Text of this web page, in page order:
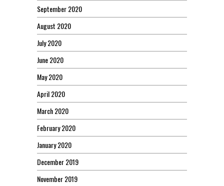
September 2020
August 2020
July 2020
June 2020
May 2020
April 2020
March 2020
February 2020
January 2020
December 2019
November 2019